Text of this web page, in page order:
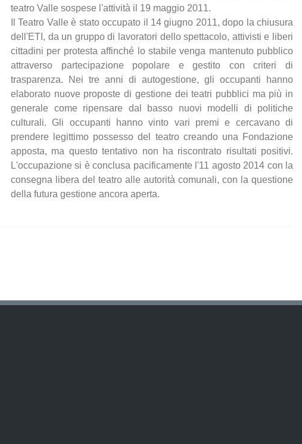
teatro Valle sospese l'attività il 19 maggio 2011.
Il Teatro Valle è stato occupato il 14 giugno 2011, dopo la chiusura
dell'ETI, da un gruppo di lavoratori dello spettacolo, attivisti e liberi
cittadini per protesta affinché lo stabile venga mantenuto pubblico
attraverso partecipazione popolare e gestito con criteri di
trasparenza. Nei tre anni di autogestione, gli occupanti hanno
elaborato nuove proposte di gestione dei teatri pubblici ma più in
generale come ripensare dal basso nuovi modelli di politiche
culturali. Gli occupanti hanno vinto vari premi e cercavano di
prendere legittimo possesso del teatro creando una Fondazione
apposta, ma questo tentativo non ha riscontrato risultati positivi.
L'occupazione si è conclusa pacificamente l'11 agosto 2014 con la
consegna libera del teatro alle autorità comunali, con la questione
della futura gestione ancora aperta.